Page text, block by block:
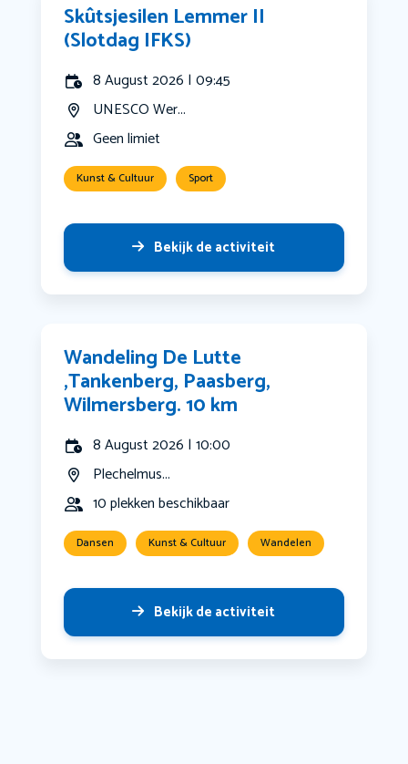
Skûtsjesilen Lemmer II
(Slotdag IFKS)
8 August 2026 | 09:45
UNESCO Wer...
Geen limiet
Kunst & Cultuur Sport
Bekijk de activiteit
Wandeling De Lutte
,Tankenberg, Paasberg,
Wilmersberg. 10 km
8 August 2026 | 10:00
Plechelmus...
10 plekken beschikbaar
Dansen Kunst & Cultuur Wandelen
Bekijk de activiteit